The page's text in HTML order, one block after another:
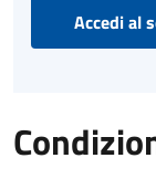
Accedi al